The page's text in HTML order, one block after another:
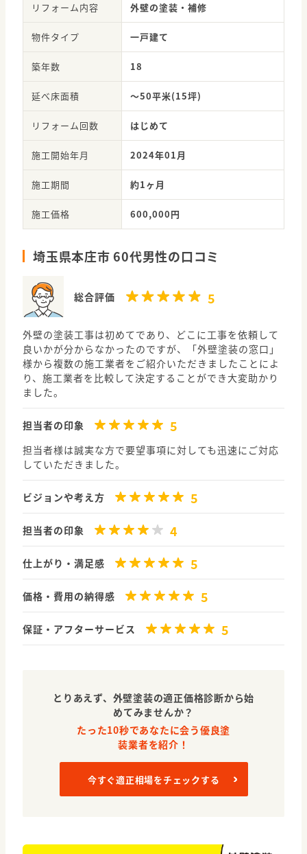
リフォーム内容 外壁の塗装・補修
物件タイプ 一戸建て
築年数 18
延べ床面積 ～50平米(15坪)
リフォーム回数 はじめて
施工開始年月 2024年01月
施工期間 約1ヶ月
施工価格 600,000円
埼玉県本庄市 60代男性の口コミ
総合評価 5
外壁の塗装工事は初めてであり、どこに工事を依頼して
良いかが分からなかったのですが、「外壁塗装の窓口」
様から複数の施工業者をご紹介いただきましたことによ
り、施工業者を比較して決定することができ大変助かり
ました。
担当者の印象 5
担当者様は誠実な方で要望事項に対しても迅速にご対応
していただきました。
ビジョンや考え方 5
担当者の印象 4
仕上がり・満足感 5
価格・費用の納得感 5
保証・アフターサービス 5
とりあえず、外壁塗装の適正価格診断から始
めてみませんか？
たった10秒であなたに会う優良塗
装業者を紹介！
今すぐ適正相場をチェックする